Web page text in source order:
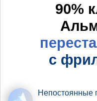
90%
с
Непостоянные